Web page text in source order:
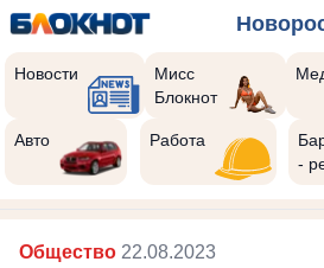
Новости
Мисс
Блокнот
Авто Работа
-
Общество 22.08.2023